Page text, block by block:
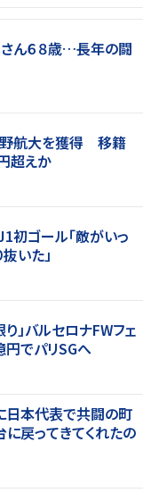
ん６８歳…長年の闘
野航大を獲得 移籍
超えか
初ゴール「敵がいっ
いた」
」バルセロナFWフェ
でパリSGへ
本代表で共闘の町
戻ってきてくれたの